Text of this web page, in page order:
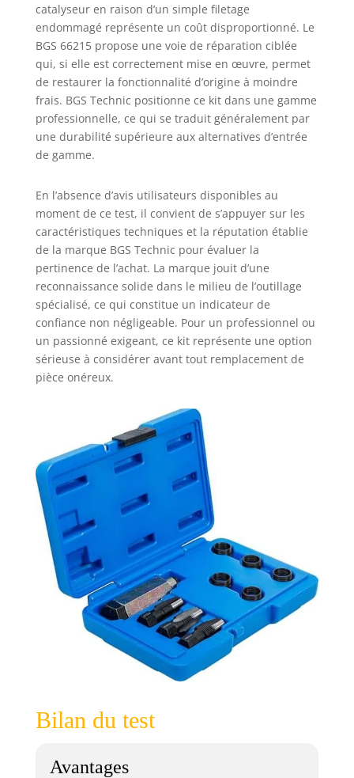
catalyseur en raison d’un simple filetage
endommagé représente un coût disproportionné. Le
BGS 66215 propose une voie de réparation ciblée
qui, si elle est correctement mise en œuvre, permet
de restaurer la fonctionnalité d’origine à moindre
frais. BGS Technic positionne ce kit dans une gamme
professionnelle, ce qui se traduit généralement par
une durabilité supérieure aux alternatives d’entrée
de gamme.
En l’absence d’avis utilisateurs disponibles au
moment de ce test, il convient de s’appuyer sur les
caractéristiques techniques et la réputation établie
de la marque BGS Technic pour évaluer la
pertinence de l’achat. La marque jouit d’une
reconnaissance solide dans le milieu de l’outillage
spécialisé, ce qui constitue un indicateur de
confiance non négligeable. Pour un professionnel ou
un passionné exigeant, ce kit représente une option
sérieuse à considérer avant tout remplacement de
pièce onéreux.
Bilan du test
Avantages